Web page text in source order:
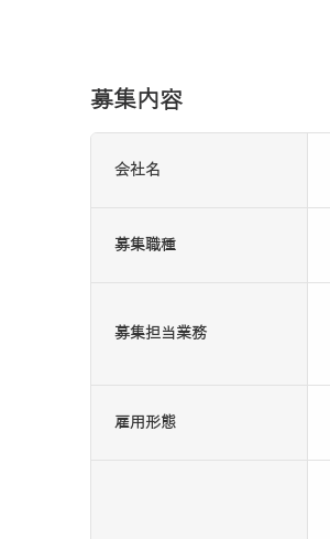
募集内容
会社名
募集職種
募集担当業務
雇用形態